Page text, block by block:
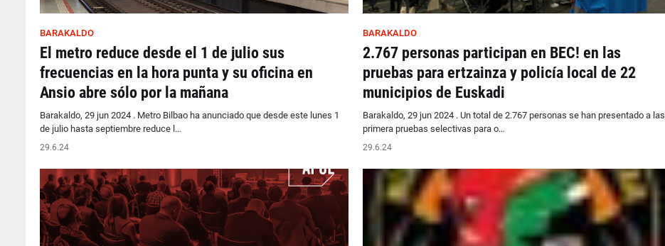
BARAKALDO
El metro reduce desde el 1 de julio sus
frecuencias en la hora punta y su oficina en
Ansio abre sólo por la mañana
Barakaldo, 29 jun 2024 . Metro Bilbao ha anunciado que desde este lunes 1
de julio hasta septiembre reduce l…
29.6.24
BARAKALDO
2.767 personas participan en BEC! en las
pruebas para ertzainza y policía local de 22
municipios de Euskadi
Barakaldo, 29 jun 2024 . Un total de 2.767 personas se han presentado a las
primera pruebas selectivas para o…
29.6.24